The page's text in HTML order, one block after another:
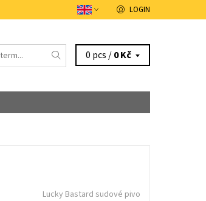
LOGIN
0 pcs /0 Kč
Lucky Bastard sudové pivo